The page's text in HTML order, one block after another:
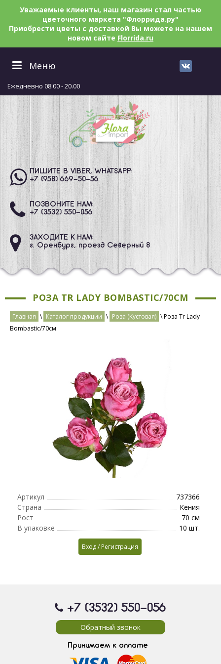
Уважаемые клиенты, наш магазин стал частью
цветочного маркета "Флоррида.ру"
Приобрести цветы с доставкой Вы можете на нашем
новом сайте Florrida.ru
Меню
Ежедневно 08.00 - 20.00
ПИШИТЕ В VIBER, WHATSAPP:
+7 (958) 669-50-56
ПОЗВОНИТЕ НАМ:
+7 (3532) 550-056
ЗАХОДИТЕ К НАМ:
г. Оренбург, проезд Северный 8
РОЗА TR LADY BOMBASTIС/70СМ
Главная \ Каталог продукции \ Роза (Кустовая) \ Роза Tr Lady
Bombastiс/70см
Артикул
737366
Страна
Кения
Рост
70 см
В упаковке
10 шт.
Вход / Регистрация
+7 (3532) 550-056
Обратный звонок
Принимаем к оплате